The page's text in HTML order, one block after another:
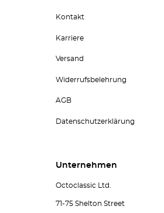
Kontakt
Karriere
Versand
Widerrufsbelehrung
AGB
Datenschutzerklärung
Unternehmen
Octoclassic Ltd.
71-75 Shelton Street